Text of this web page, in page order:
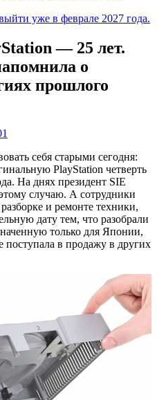
уже в феврале 2027 года.
— 25 лет.
о
прошлого
1
себя старыми сегодня:
PlayStation четверть
На днях президент SIE
случаю. А сотрудники
и ремонте техники,
дату тем, что разобрали
только для Японии,
поступала в продажу в других